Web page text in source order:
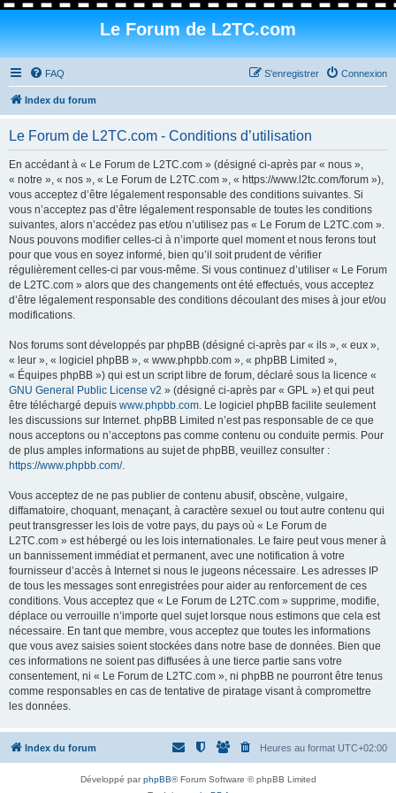
Le Forum de L2TC.com
FAQ Connexion
S’enregistrer
Index du forum
Le Forum de L2TC.com - Conditions d’utilisation
En accédant à « Le Forum de L2TC.com » (désigné ci-après par « nous »,
« notre », « nos », « Le Forum de L2TC.com », « https://www.l2tc.com/forum »),
vous acceptez d’être légalement responsable des conditions suivantes. Si
vous n’acceptez pas d’être légalement responsable de toutes les conditions
suivantes, alors n’accédez pas et/ou n’utilisez pas « Le Forum de L2TC.com ».
Nous pouvons modifier celles-ci à n’importe quel moment et nous ferons tout
pour que vous en soyez informé, bien qu’il soit prudent de vérifier
régulièrement celles-ci par vous-même. Si vous continuez d’utiliser « Le Forum
de L2TC.com » alors que des changements ont été effectués, vous acceptez
d’être légalement responsable des conditions découlant des mises à jour et/ou
modifications.
Nos forums sont développés par phpBB (désigné ci-après par « ils », « eux »,
« leur », « logiciel phpBB », « www.phpbb.com », « phpBB Limited »,
« Équipes phpBB ») qui est un script libre de forum, déclaré sous la licence «
GNU General Public License v2 » (désigné ci-après par « GPL ») et qui peut
être téléchargé depuis www.phpbb.com. Le logiciel phpBB facilite seulement
les discussions sur Internet. phpBB Limited n’est pas responsable de ce que
nous acceptons ou n’acceptons pas comme contenu ou conduite permis. Pour
de plus amples informations au sujet de phpBB, veuillez consulter :
https://www.phpbb.com/.
Vous acceptez de ne pas publier de contenu abusif, obscène, vulgaire,
diffamatoire, choquant, menaçant, à caractère sexuel ou tout autre contenu qui
peut transgresser les lois de votre pays, du pays où « Le Forum de
L2TC.com » est hébergé ou les lois internationales. Le faire peut vous mener à
un bannissement immédiat et permanent, avec une notification à votre
fournisseur d’accès à Internet si nous le jugeons nécessaire. Les adresses IP
de tous les messages sont enregistrées pour aider au renforcement de ces
conditions. Vous acceptez que « Le Forum de L2TC.com » supprime, modifie,
déplace ou verrouille n’importe quel sujet lorsque nous estimons que cela est
nécessaire. En tant que membre, vous acceptez que toutes les informations
que vous avez saisies soient stockées dans notre base de données. Bien que
ces informations ne soient pas diffusées à une tierce partie sans votre
consentement, ni « Le Forum de L2TC.com », ni phpBB ne pourront être tenus
comme responsables en cas de tentative de piratage visant à compromettre
les données.
Index du forum Heures au format UTC+02:00
Développé parphpBB® Forum Software © phpBB Limited